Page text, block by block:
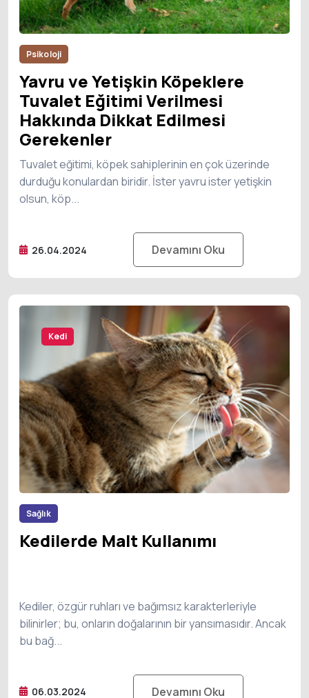
Psikoloji
Yavru ve Yetişkin Köpeklere
Tuvalet Eğitimi Verilmesi
Hakkında Dikkat Edilmesi
Gerekenler
Tuvalet eğitimi, köpek sahiplerinin en çok üzerinde
durduğu konulardan biridir. İster yavru ister yetişkin
olsun, köp...
26.04.2024 Devamını Oku
Kedi
Sağlık
Kedilerde Malt Kullanımı
Kediler, özgür ruhları ve bağımsız karakterleriyle
bilinirler; bu, onların doğalarının bir yansımasıdır. Ancak
bu bağ...
06.03.2024 Devamını Oku